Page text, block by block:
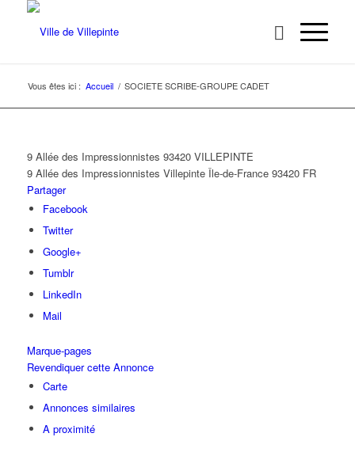
Vous êtes ici : Accueil / SOCIETE SCRIBE-GROUPE CADET
9 Allée des Impressionnistes 93420 VILLEPINTE
9 Allée des Impressionnistes Villepinte Île-de-France 93420 FR
Partager
Facebook
Twitter
Google+
Tumblr
LinkedIn
Mail
Marque-pages
Revendiquer cette Annonce
Carte
Annonces similaires
A proximité